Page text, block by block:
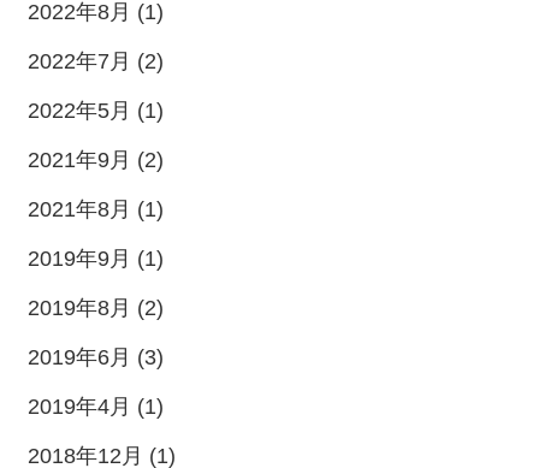
2022年8月 (1)
2022年7月 (2)
2022年5月 (1)
2021年9月 (2)
2021年8月 (1)
2019年9月 (1)
2019年8月 (2)
2019年6月 (3)
2019年4月 (1)
2018年12月 (1)